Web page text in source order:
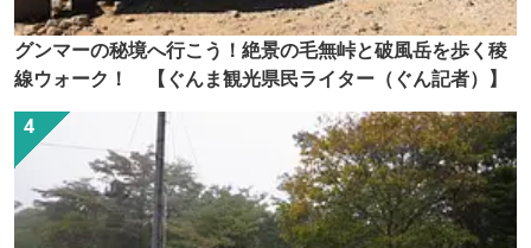
グンマーの秘境へ行こう！絶景の毛無峠と破風岳を歩く稜
線ウォーク！ 【ぐんま観光県民ライター（ぐん記者）】